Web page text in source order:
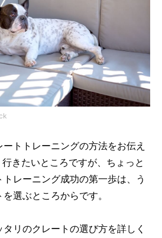
トトレーニングの方法をお伝え
きたいところですが、ちょっと
レーニング成功の第一歩は、う
選ぶところからです。
リのクレートの選び方を詳しく